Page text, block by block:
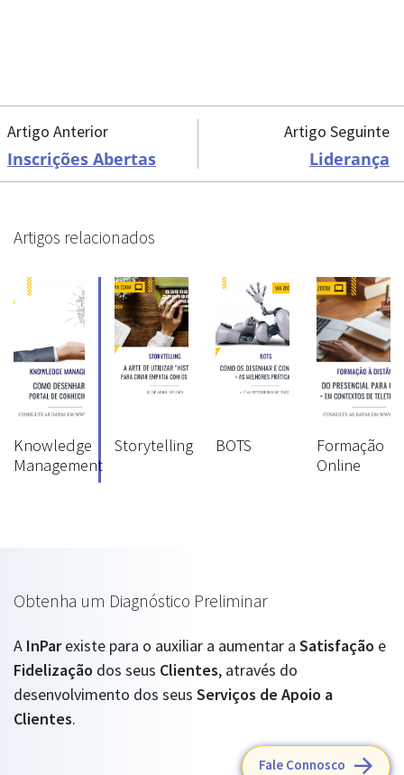
Artigo Anterior
Inscrições Abertas
Artigo Seguinte
Liderança
Artigos relacionados
Knowledge
Management
Storytelling BOTS
Formação
Online
Obtenha um Diagnóstico Preliminar
A InParexiste para o auxiliar a aumentar a Satisfação e
Fidelização dos seus Clientes, através do
desenvolvimento dos seus Serviços de Apoio a
Clientes.
Fale Connosco